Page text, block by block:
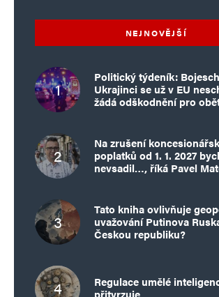
NEJNOVĚJŠÍ
Politický týdeník:
Ukrajinci se už v EU
žádá odškodnění pro
Na zrušení
poplatků od 1. 1. 2027
nevsadil…, říká Pavel
Tato kniha ovlivňuje
uvažování Putinova
Českou republiku?
Regulace umělé
přitvrzuje